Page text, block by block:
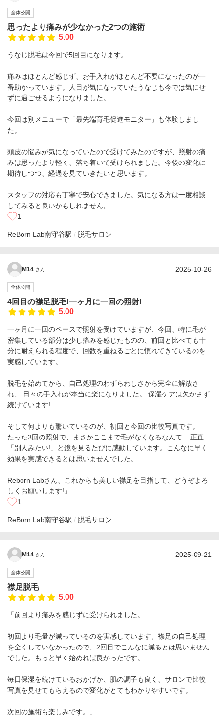
全体公開
思ったより痛みが少なかった2つの施術
5.00
うなじ脱毛は今回で5回目になります。
痛みはほとんど感じず、お手入れがほとんど不要になったのが一
番助かっています。人目が気になっていたうなじも今では気にせ
ずに過ごせるようになりました。
今回は別メニューで「最先端育毛促進モニター」も体験しまし
た。
頭皮の悩みが気になっていたので受けてみたのですが、照射の痛
みは思ったより軽く、落ち着いて受けられました。今後の変化に
期待しつつ、経過を見ていきたいと思います。
スタッフの対応も丁寧で安心できました。気になる方は一度相談
してみると良いかもしれません。
1
ReBorn Lab南守谷駅 脱毛サロン
M14 さん 2025-10-26
全体公開
4回目の襟足脱毛!一ヶ月に一回の照射!
5.00
一ヶ月に一回のペースで照射を受けていますが、今回、特に毛が
密集している部分は少し痛みを感じたものの、前回と比べても十
分に耐えられる程度で、回数を重ねるごとに慣れてきているのを
実感しています。
脱毛を始めてから、自己処理のわずらわしさから完全に解放さ
れ、 日々の手入れが本当に楽になりました。 保湿ケアは欠かさず
続けています!
そして何よりも驚いているのが、初回と今回の比較写真です。
たった3回の照射で、まさかここまで毛がなくなるなんて... 正直
「別人みたい!」と鏡を見るたびに感動しています。こんなに早く
効果を実感できるとは思いませんでした。
Reborn Labさん、これからも美しい襟足を目指して、どうぞよろ
しくお願いします!」
1
ReBorn Lab南守谷駅 脱毛サロン
M14 さん 2025-09-21
全体公開
襟足脱毛
5.00
「前回より痛みを感じずに受けられました。
初回より毛量が減っているのを実感しています。襟足の自己処理
を全くしていなかったので、2回目でこんなに減るとは思いません
でした。もっと早く始めれば良かったです。
毎日保湿を続けているおかげか、肌の調子も良く、サロンで比較
写真を見せてもらえるので変化がとてもわかりやすいです。
次回の施術も楽しみです。」